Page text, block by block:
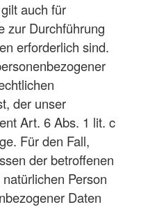
auch für
zur Durchführung
erforderlich sind.
der unser
Art. 6 Abs. 1 lit. c
Für den Fall,
der betroffenen
Person
Daten